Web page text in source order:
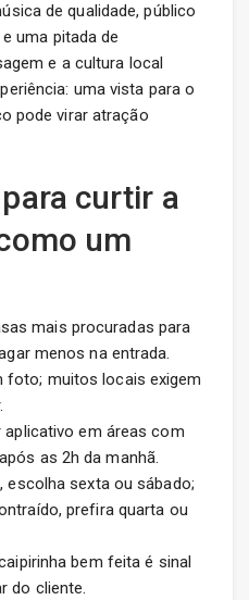
de qualidade, público
uma pitada de
e a cultura local
uma vista para o
pode virar atração
curtir a
um
mais procuradas para
menos na entrada.
foto; muitos locais exigem
em áreas com
as 2h da manhã.
escolha sexta ou sábado;
prefira quarta ou
bem feita é sinal
do cliente.